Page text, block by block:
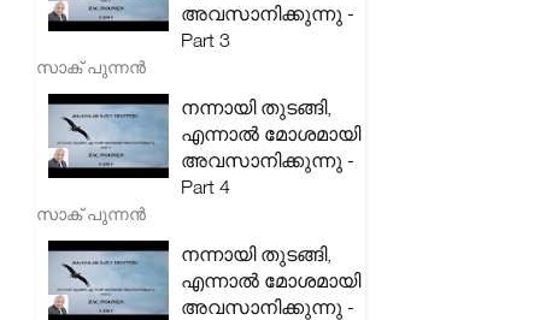
അവസാനിക്കുന്നു -
Part 3
സാക് പുന്നൻ
നന്നായി തുടങ്ങി,
എന്നാൽ മോശമായി
അവസാനിക്കുന്നു -
Part 4
സാക് പുന്നൻ
നന്നായി തുടങ്ങി,
എന്നാൽ മോശമായി
അവസാനിക്കുന്നു -